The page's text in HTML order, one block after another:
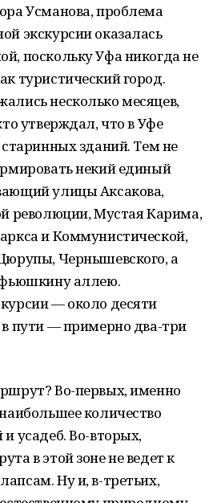
Усманова, проблема
экскурсии оказалась
поскольку Уфа никогда не
туристический город.
несколько месяцев,
утверждал, что в Уфе
старинных зданий. Тем не
некий единый
улицы Аксакова,
революции, Мустая Карима,
и Коммунистической,
Чернышевского, а
аллею.
— около десяти
пути — примерно два-три
Во-первых, именно
количество
усадеб. Во-вторых,
в этой зоне не ведет к
Ну и, в-третьих,